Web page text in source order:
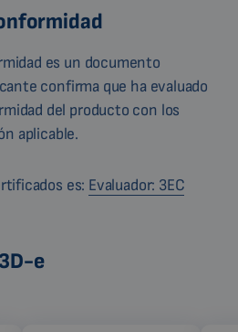
es un documento
confirma que ha evaluado
del producto con los
aplicable.
es: Evaluador: 3EC
e